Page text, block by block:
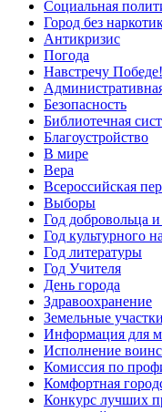
Социальная
Город без
Антикризис
Погода
Навстречу Победе!
Безопасность
Библиотечная
Благоустройство
В мире
Вера
Всероссийская
Выборы
Год добровольца
Год культурного
Год литературы
Год Учителя
День города
Здравоохранение
Земельные участки
Информация для
Исполнение
Комиссия по
Комфортная
Конкурс лучших